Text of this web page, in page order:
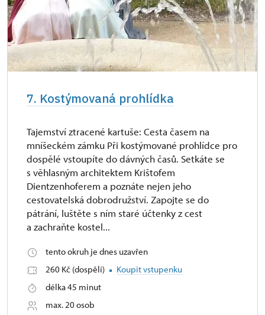
7. Kostýmovaná prohlídka
Tajemství ztracené kartuše: Cesta časem na
mníšeckém zámku Při kostýmované prohlídce pro
dospělé vstoupíte do dávných časů. Setkáte se
s věhlasným architektem Krištofem
Dientzenhoferem a poznáte nejen jeho
cestovatelská dobrodružství. Zapojte se do
pátrání, luštěte s ním staré účtenky z cest
a zachraňte kostel...
tento okruh je dnes uzavřen
260 Kč (dospělí)
Koupit vstupenku
délka 45 minut
max. 20 osob